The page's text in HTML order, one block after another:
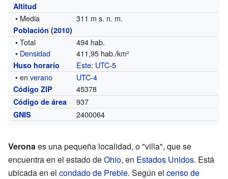
Altitud
• Media 311 m s. n. m.
Población (2010)
• Total
494 hab.
• Densidad 411,95 hab./km²
Huso horario Este: UTC-5
• enverano UTC-4
Código ZIP 45378
Código de área 937
GNIS 2400064
Veronaes una pequeña localidad, o "villa", que se
encuentra en el estado deOhio, en Estados Unidos. Está
ubicada en el condado de Preble. Según el censo de